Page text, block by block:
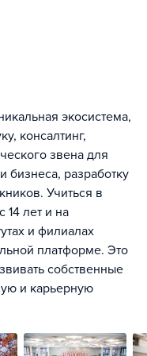
экосистема,
консалтинг,
звена для
бизнеса, разработку
Учиться в
14 лет и на
и филиалах
платформе. Это
собственные
и карьерную